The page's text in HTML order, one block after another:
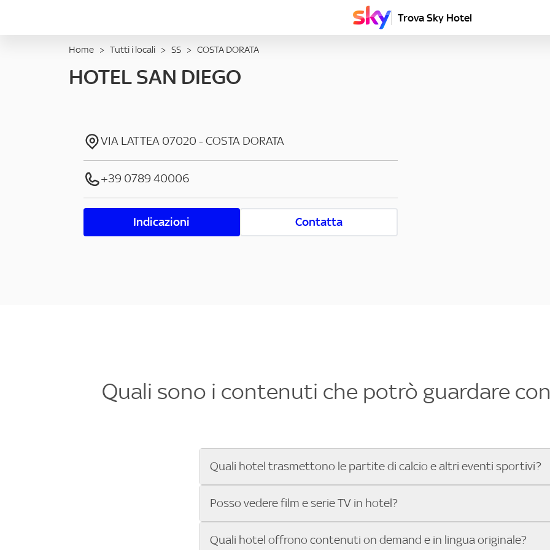
Trova Sky Hotel
Home > Tutti i locali > SS > COSTA DORATA
HOTEL SAN DIEGO
VIA LATTEA 07020 -COSTA DORATA
+39 0789 40006
Indicazioni Contatta
Quali sono i contenuti che potrò guardare
Quali hotel trasmettono le partite di calcio e altri eventi sportivi?
Se cerchi un hotel dove poter vedere le partite di Serie A, UEFA Champions
che trasmette gli eventi sportivi.
Posso vedere film e serie TV in hotel?
Sì, gli hotel che hanno Sky in camera offrono una vasta selezione di film
Quali hotel offrono contenuti on demand e in lingua originale?